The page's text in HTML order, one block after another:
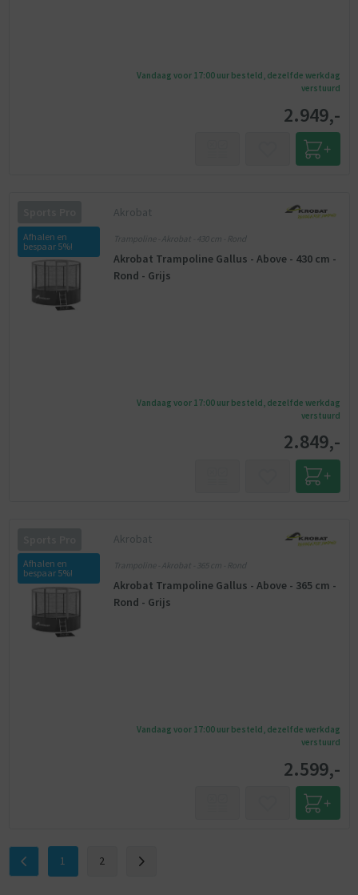
Vandaag voor 17:00 uur besteld, dezelfde werkdag
verstuurd
2.949,-
Afhalen en
bespaar 5%!
Akrobat
Trampoline - Akrobat - 430 cm - Rond
Akrobat Trampoline Gallus - Above - 430 cm -
Rond - Grijs
Vandaag voor 17:00 uur besteld, dezelfde werkdag
verstuurd
2.849,-
Afhalen en
bespaar 5%!
Akrobat
Trampoline - Akrobat - 365 cm - Rond
Akrobat Trampoline Gallus - Above - 365 cm -
Rond - Grijs
Vandaag voor 17:00 uur besteld, dezelfde werkdag
verstuurd
2.599,-
1 2